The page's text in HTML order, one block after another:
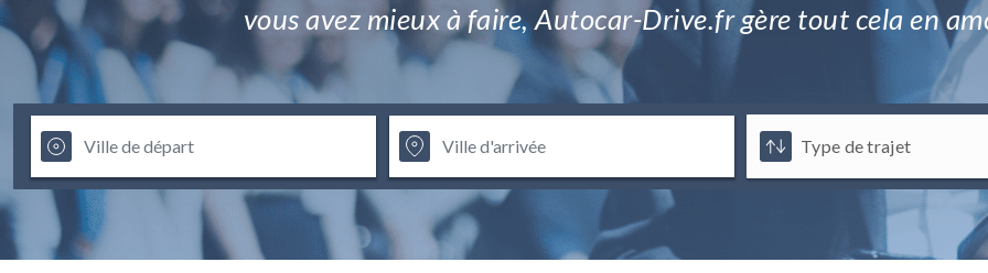
vous avez mieux à faire, Autocar-Drive.fr gère tout cela en